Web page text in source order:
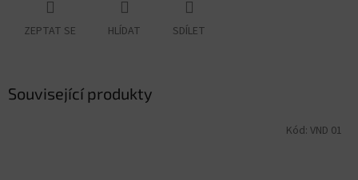
ZEPTAT SE HLÍDAT SDÍLET
Související produkty
Kód: VND 01